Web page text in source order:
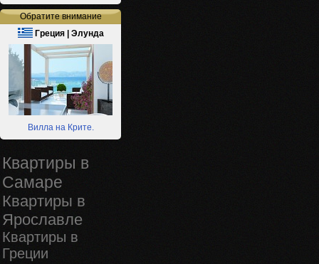
Обратите внимание
Греция | Элунда
Вилла на Крите.
Квартиры в
Самаре
Квартиры в
Ярославле
Квартиры в
Греции